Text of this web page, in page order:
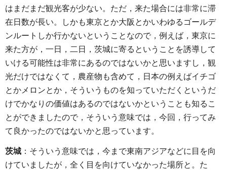
はまだまだ観光客が少ない。ただ，来た場合には非常に滞
在日数が長い。しかも東京とか大阪とかいわゆるゴールデ
ンルートしか行かないということなので，例えば，東京に
来た方が，一日，二日，茨城に寄るということを誘導して
いける可能性は非常にあるのではないかと思いますし，観
光だけではなくて，農産物も含めて，日本の例えばイチゴ
とかメロンとか，そういうものを知っていただくというだ
けでかなりの価値はあるのではないかということも知るこ
とができましたので，そういう意味では，今回，行ってみ
て良かったのではないかと思っています。
茨城 ：そういう意味では，今まで東南アジアなどに目を向
けていましたが，全く目を向けていなかった場所と。た